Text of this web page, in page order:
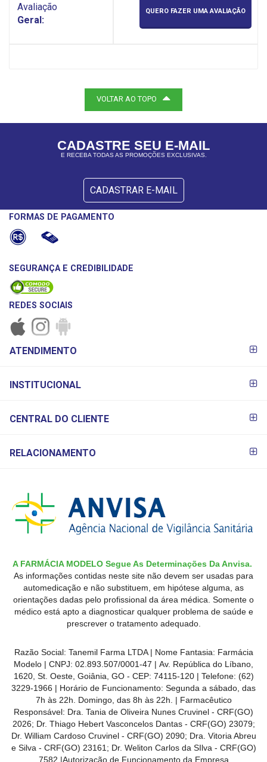
Avaliação
Geral:
QUERO FAZER UMA AVALIAÇÃO
VOLTAR AO TOPO
CADASTRE SEU E-MAIL
E RECEBA TODAS AS PROMOÇÕES EXCLUSIVAS.
CADASTRAR E-MAIL
FORMAS DE PAGAMENTO
SEGURANÇA E CREDIBILIDADE
REDES SOCIAIS
PAGAMENTO
ATENDIMENTO
INSTITUCIONAL
CENTRAL DO CLIENTE
RELACIONAMENTO
A FARMÁCIA MODELO Segue As Determinações Da Anvisa.
As informações contidas neste site não devem ser usadas para
automedicação e não substituem, em hipótese alguma, as
orientações dadas pelo profissional da área médica. Somente o
médico está apto a diagnosticar qualquer problema de saúde e
prescrever o tratamento adequado.
Razão Social: Tanemil Farma LTDA | Nome Fantasia: Farmácia
Modelo | CNPJ: 02.893.507/0001-47 | Av. República do Líbano,
1620, St. Oeste, Goiânia, GO - CEP: 74115-120 | Telefone: (62)
3229-1966 | Horário de Funcionamento: Segunda a sábado, das
7h às 22h. Domingo, das 8h às 22h. | Farmacêutico
Responsável: Dra. Tania de Oliveira Nunes Cruvinel - CRF(GO)
2026; Dr. Thiago Hebert Vasconcelos Dantas - CRF(GO) 23079;
Dr. William Cardoso Cruvinel - CRF(GO) 2090; Dra. Vitoria Abreu
e Silva - CRF(GO) 23161; Dr. Weliton Carlos da SIlva - CRF(GO)
7582 |Autorização de Funcionamento da Empresa